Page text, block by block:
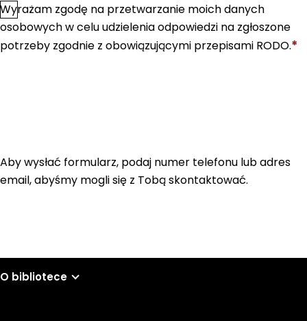
Zgoda*
Wyrażam zgodę na przetwarzanie moich danych
osobowych w celu udzielenia odpowiedzi na zgłoszone
potrzeby zgodnie z obowiązującymi przepisami RODO.*
Aby wysłać formularz, podaj numer telefonu lub adres
email, abyśmy mogli się z Tobą skontaktować.
O bibliotece